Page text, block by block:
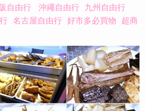
自由行 沖繩自由行 九州自由行
名古屋自由行 好市多必買物 超商